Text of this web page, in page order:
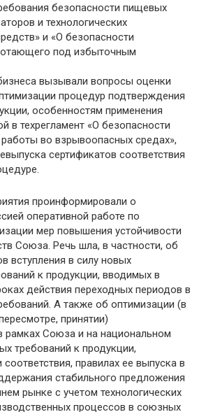
безопасности пищевых
и технологических
и «О безопасности
под избыточным
вызывали вопросы оценки
процедур подтверждения
особенностям применения
в техрегламент «О безопасности
во взрывоопасных средах»,
сертификатов соответствия
проинформировали о
оперативной работе по
мер повышения устойчивости
Союза. Речь шла, в частности, об
вступления в силу новых
к продукции, вводимых в
действия переходных периодов в
А также об оптимизации (в
принятии)
рамках Союза и на национальном
требований к продукции,
правилах ее выпуска в
стабильного предложения
рынке с учетом технологических
процессов в союзных